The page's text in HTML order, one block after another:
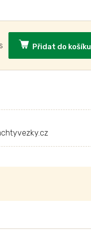
Přidat do košíku